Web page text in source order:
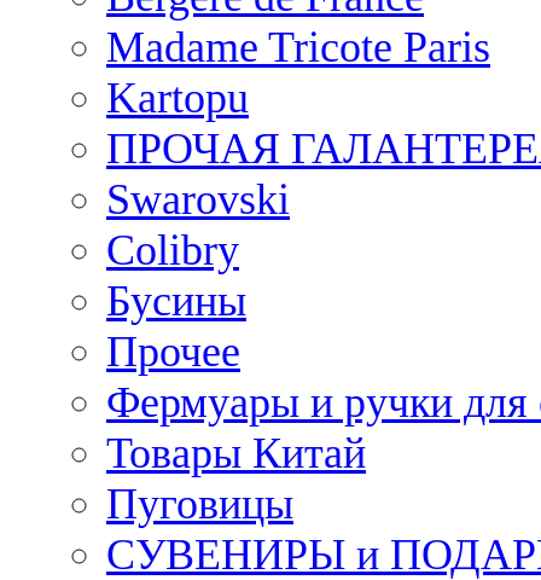
Madame Tricote Paris
Kartopu
ПРОЧАЯ
Swarovski
Colibry
Бусины
Прочее
Фермуары и ручки для
Товары Китай
Пуговицы
СУВЕНИРЫ и